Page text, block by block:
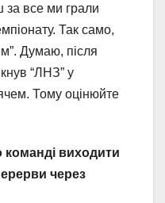
за все ми грали
Так само,
Думаю, після
“ЛНЗ” у
Тому оцінюйте
команді виходити
через